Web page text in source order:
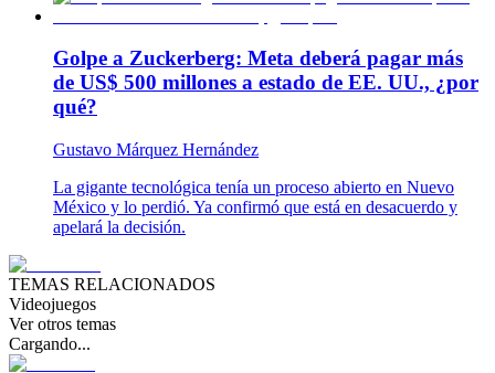
Golpe a Zuckerberg: Meta deberá pagar más
de US$ 500 millones a estado de EE. UU., ¿por
qué?
Gustavo Márquez Hernández
La gigante tecnológica tenía un proceso abierto en Nuevo
México y lo perdió. Ya confirmó que está en desacuerdo y
apelará la decisión.
TEMAS RELACIONADOS
Videojuegos
Ver otros temas
Cargando...